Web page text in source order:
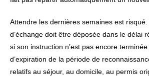
Attendre les dernières semaines est
d’échange doit être déposée dans le délai
si son instruction n’est pas encore
d’expiration de la période de
relatifs au séjour, au domicile, au permis